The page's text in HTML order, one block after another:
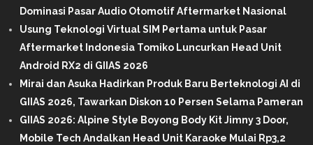
Dominasi Pasar Audio Otomotif Aftermarket Nasional
Usung Teknologi Virtual SIM Pertama untuk Pasar
Aftermarket Indonesia Tomiko Luncurkan Head Unit
Android RX2 di GIIAS 2026
Mirai dan Asuka Hadirkan Produk Baru Berteknologi AI di
GIIAS 2026, Tawarkan Diskon 10 Persen Selama Pameran
GIIAS 2026: Alpine Style Boyong Body Kit Jimny 3 Door,
Mobile Tech Andalkan Head Unit Karaoke Mulai Rp3,2